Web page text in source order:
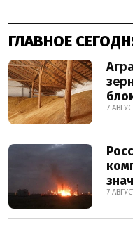
ГЛАВНОЕ
7
7